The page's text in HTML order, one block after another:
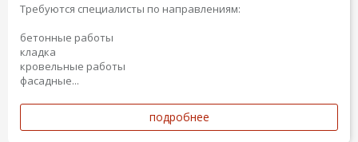
Требуются специалисты по направлениям:
бетонные работы
кладка
кровельные работы
фасадные...
подробнее